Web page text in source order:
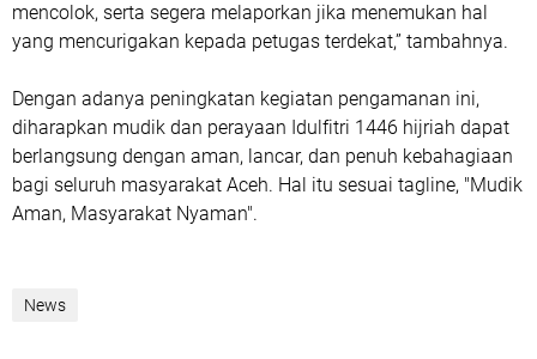
mencolok, serta segera melaporkan jika menemukan hal
yang mencurigakan kepada petugas terdekat,” tambahnya.
Dengan adanya peningkatan kegiatan pengamanan ini,
diharapkan mudik dan perayaan Idulfitri 1446 hijriah dapat
berlangsung dengan aman, lancar, dan penuh kebahagiaan
bagi seluruh masyarakat Aceh. Hal itu sesuai tagline, "Mudik
Aman, Masyarakat Nyaman".
News